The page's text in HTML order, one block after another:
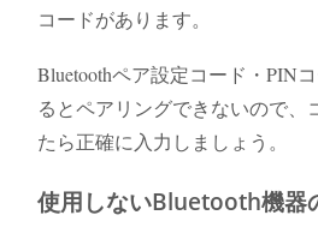
コードがあります。
Bluetoothペア設定コード・PIN
るとペアリングできないので、
たら正確に入力しましょう。
使用しないBluetooth機器